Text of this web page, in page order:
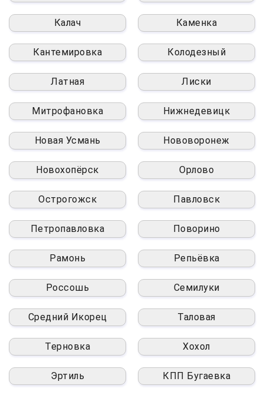
Калач Каменка
Кантемировка Колодезный
Латная Лиски
Митрофановка Нижнедевицк
Новая Усмань Нововоронеж
Новохопёрск Орлово
Острогожск Павловск
Петропавловка Поворино
Рамонь Репьёвка
Россошь Семилуки
Средний Икорец Таловая
Терновка Хохол
Эртиль КПП Бугаевка